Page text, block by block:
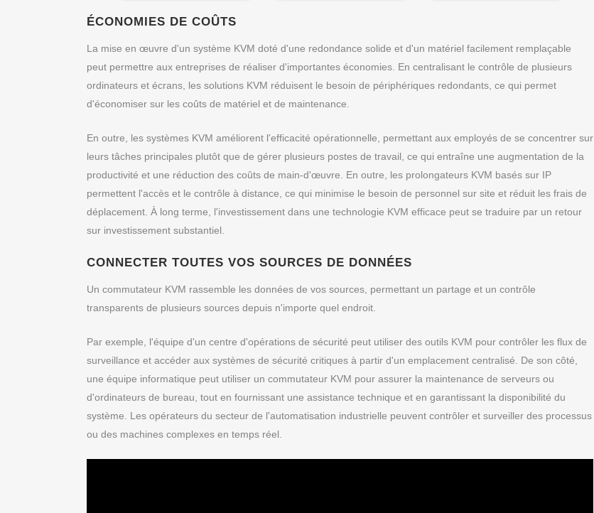
ÉCONOMIES DE COÛTS
La mise en œuvre d'un système KVM doté d'une redondance solide et d'un matériel facilement remplaçable
peut permettre aux entreprises de réaliser d'importantes économies. En centralisant le contrôle de plusieurs
ordinateurs et écrans, les solutions KVM réduisent le besoin de périphériques redondants, ce qui permet
d'économiser sur les coûts de matériel et de maintenance.
En outre, les systèmes KVM améliorent l'efficacité opérationnelle, permettant aux employés de se concentrer sur
leurs tâches principales plutôt que de gérer plusieurs postes de travail, ce qui entraîne une augmentation de la
productivité et une réduction des coûts de main-d'œuvre. En outre, les prolongateurs KVM basés sur IP
permettent l'accès et le contrôle à distance, ce qui minimise le besoin de personnel sur site et réduit les frais de
déplacement. À long terme, l'investissement dans une technologie KVM efficace peut se traduire par un retour
sur investissement substantiel.
CONNECTER TOUTES VOS SOURCES DE DONNÉES
Un commutateur KVM rassemble les données de vos sources, permettant un partage et un contrôle
transparents de plusieurs sources depuis n'importe quel endroit.
Par exemple, l'équipe d'un centre d'opérations de sécurité peut utiliser des outils KVM pour contrôler les flux de
surveillance et accéder aux systèmes de sécurité critiques à partir d'un emplacement centralisé. De son côté,
une équipe informatique peut utiliser un commutateur KVM pour assurer la maintenance de serveurs ou
d'ordinateurs de bureau, tout en fournissant une assistance technique et en garantissant la disponibilité du
système. Les opérateurs du secteur de l'automatisation industrielle peuvent contrôler et surveiller des processus
ou des machines complexes en temps réel.